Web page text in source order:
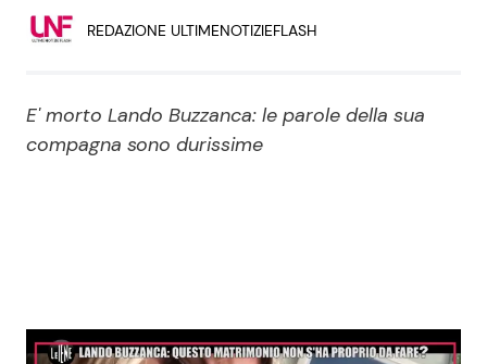
Politica Reality e Talent
REDAZIONE ULTIMENOTIZIEFLASH
E' morto Lando Buzzanca: le parole della sua
compagna sono durissime